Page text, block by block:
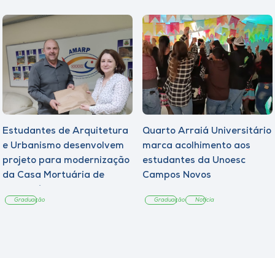
Estudantes de Arquitetura
e Urbanismo desenvolvem
projeto para modernização
da Casa Mortuária de
Graduação
Quarto Arraiá Universitário
marca acolhimento aos
estudantes da Unoesc
Campos Novos
Graduação Notícia